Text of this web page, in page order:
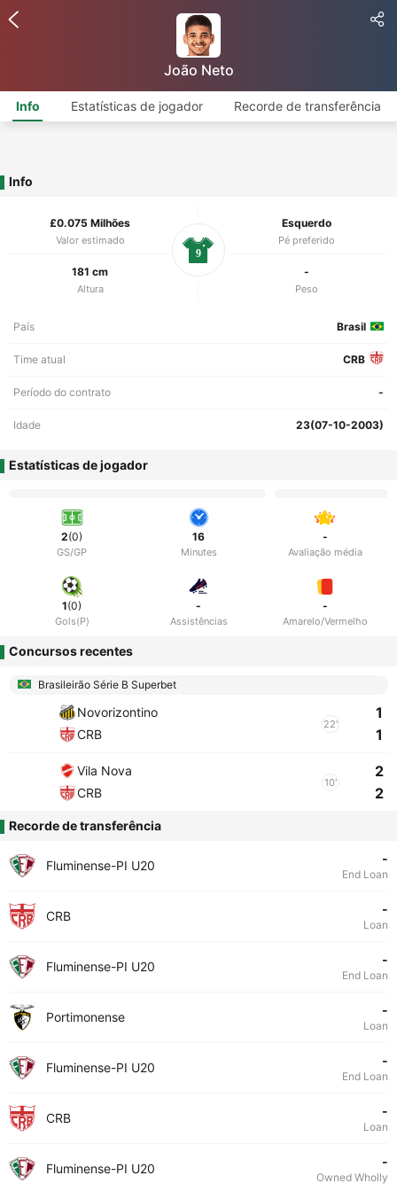
João Neto
Info Estatísticas de jogador Recorde de transferência
Info
£0.075 Milhões
Valor estimado
Esquerdo
Pé preferido
181 cm
Altura
-
Peso
9
País Brasil
Time atual CRB
Período do contrato -
Idade 23(07-10-2003)
Estatísticas de jogador
2(0)
GS/GP
16
Minutes
-
Avaliação média
1(0)
Gols(P)
-
Assistências
-
Amarelo/Vermelho
Concursos recentes
Brasileirão Série B Superbet
Novorizontino
CRB
22'
1
1
Vila Nova
CRB
10'
2
2
Recorde de transferência
Fluminense-PI U20 -
End Loan
CRB -
Loan
Fluminense-PI U20 -
End Loan
Portimonense -
Loan
Fluminense-PI U20 -
End Loan
CRB -
Loan
Fluminense-PI U20 -
Owned Wholly